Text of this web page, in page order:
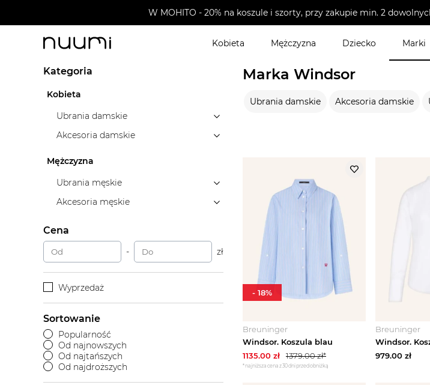
W MOHITO - 20% na koszule i szorty, przy zakupie min. 2
Kobieta Mężczyzna Dziecko Marki
nuumi.pl > Marki
Kategoria
Kobieta
Ubrania damskie
Akcesoria damskie
Mężczyzna
Ubrania męskie
Akcesoria męskie
Cena
- zł
Wyprzedaż
Sortowanie
Popularność
Od najnowszych
Od najtańszych
Od najdroższych
Marka Windsor
Ubrania damskie Akcesoria damskie
Breuninger
Windsor. Koszula blau
1135.00 zł 1379.00zł*
*najniższa cena z 30 dni przed obniżką
- 18%
Breuninger
Windsor.
979.00 zł